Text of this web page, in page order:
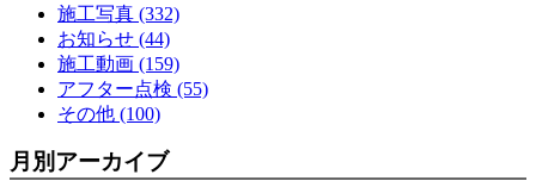
施工写真 (332)
お知らせ (44)
施工動画 (159)
アフター点検 (55)
その他 (100)
月別アーカイブ